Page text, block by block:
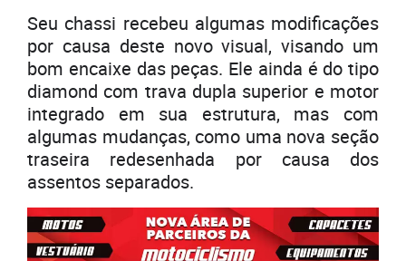
Seu chassi recebeu algumas modificações
por causa deste novo visual, visando um
bom encaixe das peças. Ele ainda é do tipo
diamond com trava dupla superior e motor
integrado em sua estrutura, mas com
algumas mudanças, como uma nova seção
traseira redesenhada por causa dos
assentos separados.